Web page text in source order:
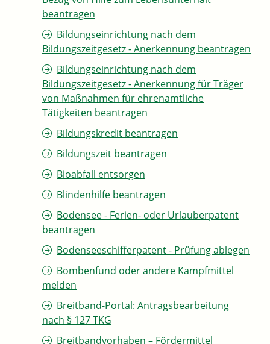
beantragen
Bildungseinrichtung nach dem
Bildungszeitgesetz - Anerkennung beantragen
Bildungseinrichtung nach dem
Bildungszeitgesetz - Anerkennung für Träger
von Maßnahmen für ehrenamtliche
Tätigkeiten beantragen
Bildungskredit beantragen
Bildungszeit beantragen
Bioabfall entsorgen
Blindenhilfe beantragen
Bodensee - Ferien- oder Urlauberpatent
beantragen
Bodenseeschifferpatent - Prüfung ablegen
Bombenfund oder andere Kampfmittel
melden
Breitband-Portal: Antragsbearbeitung
nach § 127 TKG
Breitbandvorhaben – Fördermittel